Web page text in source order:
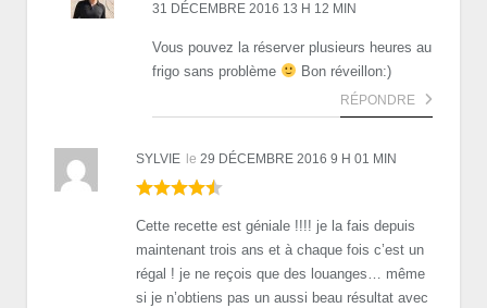
31 DÉCEMBRE 2016 13 H 12 MIN
Vous pouvez la réserver plusieurs heures au
frigo sans problème
Bon réveillon:)
RÉPONDRE
SYLVIE le 29 DÉCEMBRE 2016 9 H 01 MIN
Cette recette est géniale !!!! je la fais depuis
maintenant trois ans et à chaque fois c’est un
régal ! je ne reçois que des louanges… même
si je n’obtiens pas un aussi beau résultat avec